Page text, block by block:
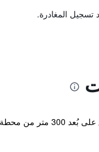
تسجيل المغادرة.
يتميز فندق فاليسرهوف